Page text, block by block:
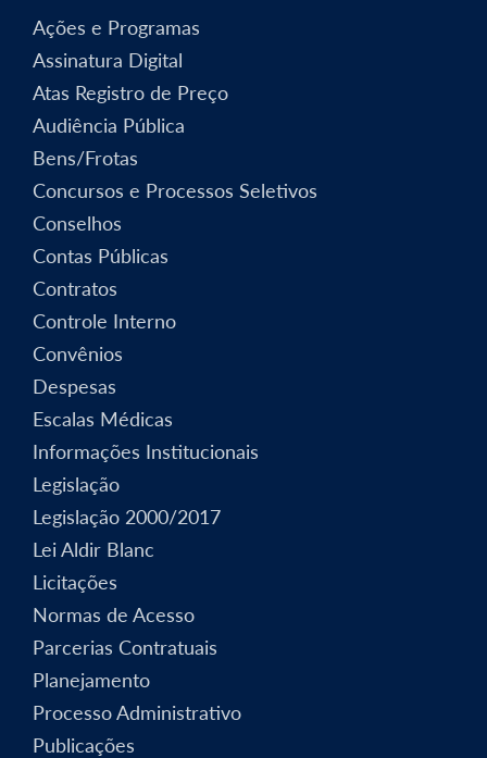
Ações e Programas
Assinatura Digital
Atas Registro de Preço
Audiência Pública
Bens/Frotas
Concursos e Processos Seletivos
Conselhos
Contas Públicas
Contratos
Controle Interno
Convênios
Despesas
Escalas Médicas
Informações Institucionais
Legislação
Legislação 2000/2017
Lei Aldir Blanc
Licitações
Normas de Acesso
Parcerias Contratuais
Planejamento
Processo Administrativo
Publicações